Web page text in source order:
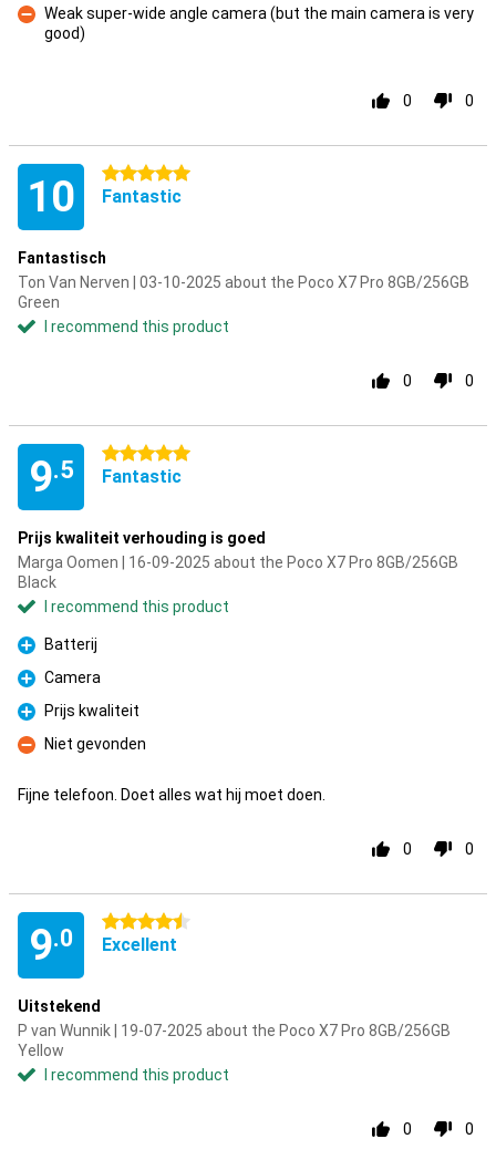
Con
Weak super-wide angle camera (but the main camera is very
good)
0 0
10 5 stars
Fantastic
Fantastisch
Ton Van Nerven | 03-10-2025 about the Poco X7 Pro 8GB/256GB
Green
I recommend this product
0 0
9.5
5 stars
Fantastic
Prijs kwaliteit verhouding is goed
Marga Oomen | 16-09-2025 about the Poco X7 Pro 8GB/256GB
Black
I recommend this product
Pro
Batterij
Pro
Camera
Pro
Prijs kwaliteit
Con
Niet gevonden
Fijne telefoon. Doet alles wat hij moet doen.
0 0
9.0
4.5 stars
Excellent
Uitstekend
P van Wunnik | 19-07-2025 about the Poco X7 Pro 8GB/256GB
Yellow
I recommend this product
0 0